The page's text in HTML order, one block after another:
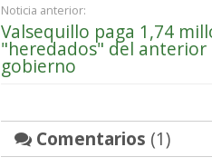
Noticia anterior:
Valsequillo paga 1,74
"heredados" del anterior
gobierno
Comentarios (1)